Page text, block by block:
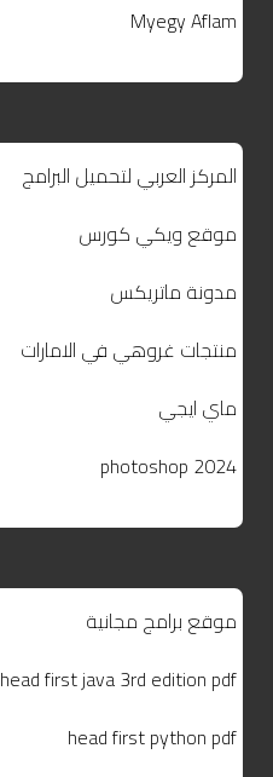
Myegy Aflam
المركز العربي لتحميل البرامج
موقع ويكي كورس
مدونة ماتريكس
منتجات غروهي في الامارات
ماي ايجي
photoshop 2024
موقع برامج مجانية
head first java 3rd edition pdf
head first python pdf